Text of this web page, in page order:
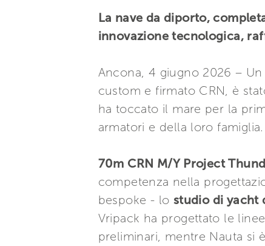
La nave da diporto,
innovazione tecnologica,
Ancona, 4 giugno 2026 –
custom e firmato CRN, è
ha toccato il mare per la
armatori e della loro famiglia.
70m CRN M/Y Project
competenza nella
bespoke - lo studio di yacht
Vripack ha progettato le
preliminari, mentre Nauta si